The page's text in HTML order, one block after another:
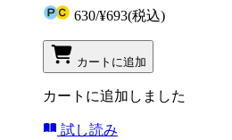
630/¥693(税込)
カートに追加
カートに追加しました
試し読み